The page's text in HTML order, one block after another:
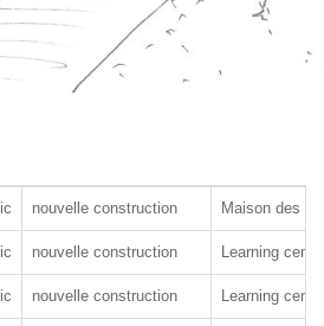
nouvelle construction Maison des
nouvelle construction Learning
nouvelle construction Learning